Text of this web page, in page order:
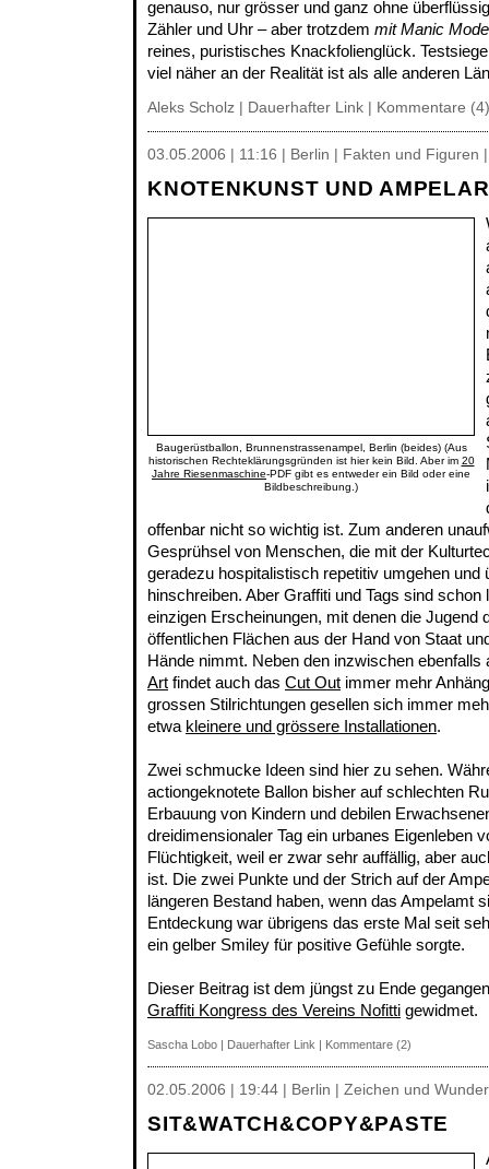
genauso, nur grösser und ganz ohne
Zähler und Uhr – aber trotzdem mit Manic Mode
reines, puristisches Knackfolienglück.
viel näher an der Realität ist als alle anderen
Aleks Scholz | Dauerhafter Link Kommentare (4)
03.05.2006 | 11:16 | Berlin | Fakten und Figuren
KNOTENKUNST UND
Baugerüstballon, Brunnenstrassenampel, Berlin (beides) (Aus
historischen Rechteklärungsgründen ist hier kein Bild. Aber im 20
Jahre Riesenmaschine-PDF gibt es entweder ein Bild oder eine
Bildbeschreibung.)
offenbar nicht so wichtig ist. Zum anderen
Gesprühsel von Menschen, die mit der
geradezu hospitalistisch repetitiv umgehen und
hinschreiben. Aber Graffiti und Tags sind schon
einzigen Erscheinungen, mit denen die Jugend
öffentlichen Flächen aus der Hand von Staat
Hände nimmt. Neben den inzwischen ebenfalls
Art findet auch das Cut Out immer mehr
grossen Stilrichtungen gesellen sich immer
etwa kleinere und grössere Installationen.
Zwei schmucke Ideen sind hier zu sehen.
actiongeknotete Ballon bisher auf schlechten
Erbauung von Kindern und debilen
dreidimensionaler Tag ein urbanes Eigenleben
Flüchtigkeit, weil er zwar sehr auffällig, aber
ist. Die zwei Punkte und der Strich auf der
längeren Bestand haben, wenn das Ampelamt
Entdeckung war übrigens das erste Mal seit
ein gelber Smiley für positive Gefühle sorgte.
Dieser Beitrag ist dem jüngst zu Ende
Graffiti Kongress des Vereins Nofitti gewidmet.
Sascha Lobo | Dauerhafter Link | Kommentare (2)
02.05.2006 | 19:44 | Berlin | Zeichen und Wunder
SIT&WATCH&COPY&PASTE